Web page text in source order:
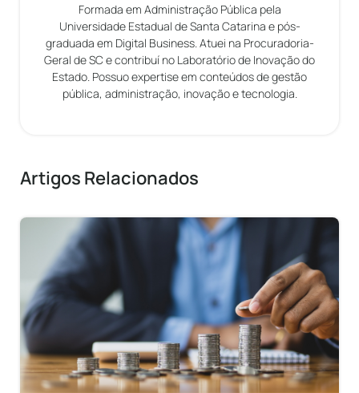
Formada em Administração Pública pela
Universidade Estadual de Santa Catarina e pós-
graduada em Digital Business. Atuei na Procuradoria-
Geral de SC e contribuí no Laboratório de Inovação do
Estado. Possuo expertise em conteúdos de gestão
pública, administração, inovação e tecnologia.
Artigos Relacionados